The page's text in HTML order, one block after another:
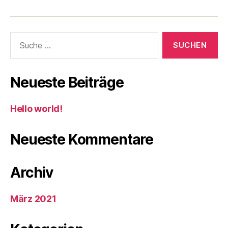
nach:
Neueste Beiträge
Hello world!
Neueste Kommentare
Archiv
März 2021